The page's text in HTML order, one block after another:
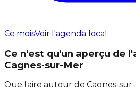
Ce moisVoir l'agenda local
Ce n'est qu'un aperçu de
Cagnes-sur-Mer
Que faire autour de Cagnes-